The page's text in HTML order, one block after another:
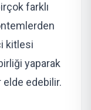
farklı
kitlesi
yaparak
elde edebilir.